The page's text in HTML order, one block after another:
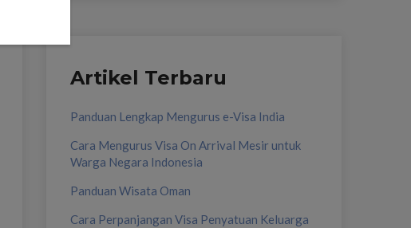
Artikel Terbaru
Panduan Lengkap Mengurus e-Visa India
Cara Mengurus Visa On Arrival Mesir untuk
Warga Negara Indonesia
Panduan Wisata Oman
Cara Perpanjangan Visa Penyatuan Keluarga